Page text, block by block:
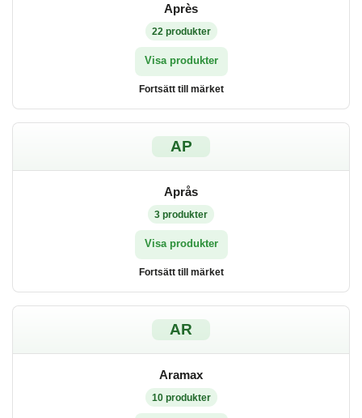
Après
22 produkter
Visa produkter
Fortsätt till märket
AP
Aprås
3 produkter
Visa produkter
Fortsätt till märket
AR
Aramax
10 produkter